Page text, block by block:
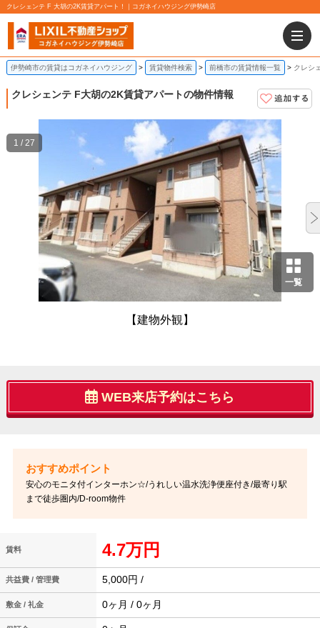
クレシェンテ F 大胡の2K賃貸アパート！｜コガネイハウジング伊勢崎店
伊勢崎市の賃貸はコガネイハウジング 賃貸物件検索 前橋市の賃貸情報一覧 クレシ
クレシェンテ F大胡の2K賃貸アパートの物件情報
一覧
【建物外観】
1 / 27
WEB来店予約はこちら
安心のモニタ付インターホン☆/うれしい温水洗浄便座付き/最寄り駅
まで徒歩圏内/D-room物件
賃料 4.7万円
共益費 / 管理費 5,000円 /
敷金 / 礼金 0ヶ月 / 0ヶ月